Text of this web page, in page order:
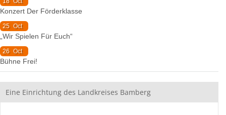
Konzert Der Förderklasse
25 Oct
„Wir Spielen Für Euch“
26 Oct
Bühne Frei!
Eine Einrichtung des Landkreises Bamberg